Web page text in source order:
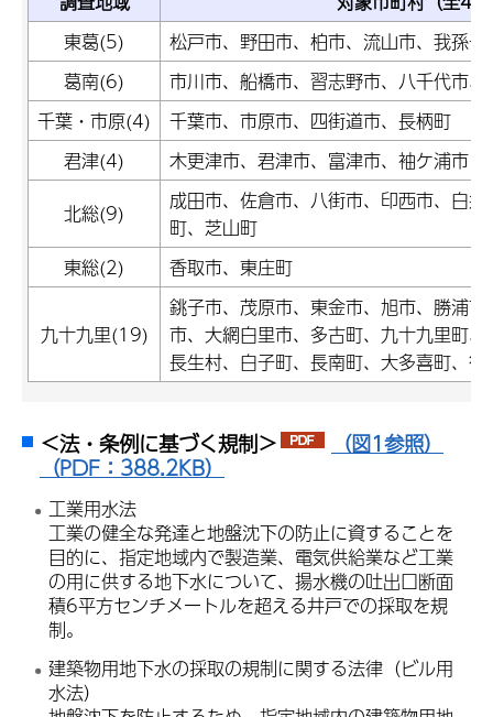
東葛(5)
松戸市、野田市、柏市、流山市、我孫子
葛南(6)
市川市、船橋市、習志野市、八千代市
千葉・市原(4)
千葉市、市原市、四街道市、長柄町
君津(4)
木更津市、君津市、富津市、袖ケ浦市
北総(9)
成田市、佐倉市、八街市、印西市、白
町、芝山町
東総(2)
香取市、東庄町
九十九里(19)
銚子市、茂原市、東金市、旭市、勝浦
市、大網白里市、多古町、九十九里町
長生村、白子町、長南町、大多喜町、御
＜法・条例に基づく規制＞ （図1参照）
（PDF：388.2KB）
工業用水法
工業の健全な発達と地盤沈下の防止に資することを
目的に、指定地域内で製造業、電気供給業など工業
の用に供する地下水について、揚水機の吐出口断面
積6平方センチメートルを超える井戸での採取を規
制。
建築物用地下水の採取の規制に関する法律（ビル用
水法）